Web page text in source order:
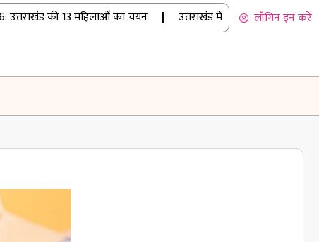
की 13 महिलाओं का चयन | उत्तराखंड में बारिश का कहर:लॉगिन इन करें